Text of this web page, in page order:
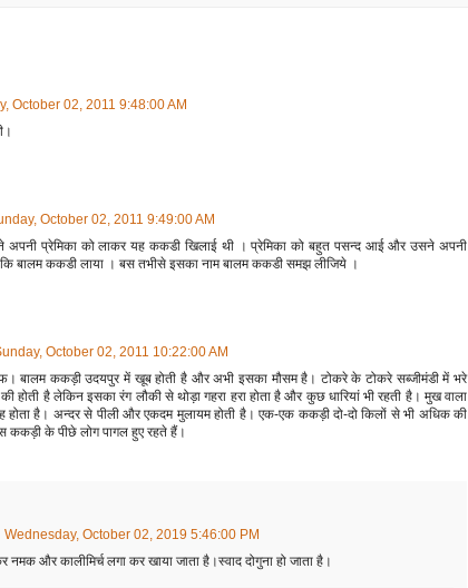
October 02, 2011 9:48:00 AM
October 02, 2011 9:49:00 AM
अपनी प्रेमिका को लाकर यह ककडी खिलाई थी । प्रेमिका को बहुत पसन्द आई और उसने अपनी
कि बालम ककडी लाया । बस तभीसे इसका नाम बालम ककडी समझ लीजिये ।
October 02, 2011 10:22:00 AM
बालम ककड़ी उदयपुर में खूब होती है और अभी इसका मौसम है। टोकरे के टोकरे सब्‍जीमंडी में भरे
होती है लेकिन इसका रंग लौकी से थोड़ा गहरा हरा होता है और कुछ धारियां भी रहती है। मुख वाला
होता है। अन्‍दर से पीली और एकदम मुलायम होती है। एक-एक ककड़ी दो-दो किलों से भी अधिक की
ककड़ी के पीछे लोग पागल हुए रहते हैं।
Wednesday, October 02, 2019 5:46:00 PM
और कालीमिर्च लगा कर खाया जाता है।स्वाद दोगुना हो जाता है।